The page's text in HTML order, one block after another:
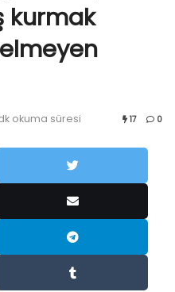
kurmak
okuma süresi 17 0